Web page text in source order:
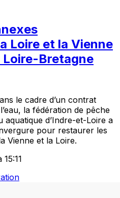
Loire et la Vienne
Loire-Bretagne
le cadre d’un contrat
la fédération de pêche
d’Indre-et-Loire a
pour restaurer les
Vienne et la Loire.